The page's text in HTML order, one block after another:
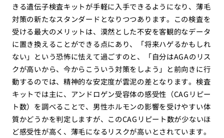
きる遺伝子検査キットが手軽に入手できるようになり、薄毛
対策の新たなスタンダードとなりつつあります。この検査を
受ける最大のメリットは、漠然とした不安を客観的なデータ
に置き換えることができる点にあり、「将来ハゲるかもしれ
ない」という恐怖に怯えて過ごすのと、「自分はAGAのリス
クが高いから、今からこういう対策をしよう」と前向きに行
動するのでは、精神的な安定度が雲泥の差となります。検査
キットでは主に、アンドロゲン受容体の感受性（CAGリピー
ト数）を調べることで、男性ホルモンの影響を受けやすい体
質かどうかを判定しますが、このCAGリピート数が少ないほ
ど感受性が高く、薄毛になるリスクが高いとされています。